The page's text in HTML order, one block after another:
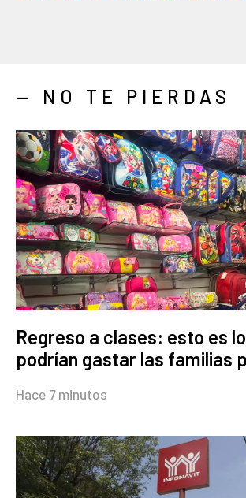
— NO TE PIERDAS
Regreso a clases: esto es
podrían gastar las familias
Hace 7 minutos